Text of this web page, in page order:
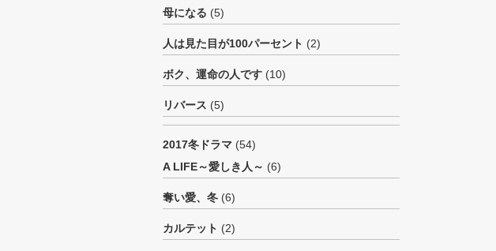
母になる (5)
人は見た目が100パーセント (2)
ボク、運命の人です (10)
リバース (5)
2017冬ドラマ (54)
A LIFE～愛しき人～ (6)
奪い愛、冬 (6)
カルテット (2)